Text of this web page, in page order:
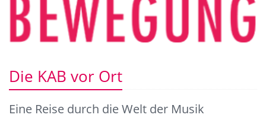
Die KAB vor Ort
Eine Reise durch die Welt der Musik